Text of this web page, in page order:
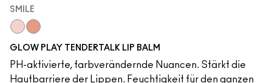
SMILE
GLOW PLAY TENDERTALK LIP BALM
PH-aktivierte, farbverändernde Nuancen. Stärkt die
Hautbarriere der Lippen. Feuchtigkeit für den ganzen